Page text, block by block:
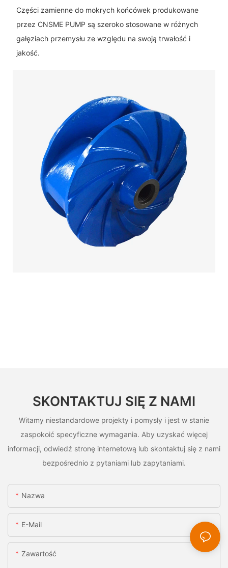
Części zamienne do mokrych końcówek produkowane
przez CNSME PUMP są szeroko stosowane w różnych
gałęziach przemysłu ze względu na swoją trwałość i
jakość.
SKONTAKTUJ SIĘ Z NAMI
Witamy niestandardowe projekty i pomysły i jest w stanie
zaspokoić specyficzne wymagania. Aby uzyskać więcej
informacji, odwiedź stronę internetową lub skontaktuj się z nami
bezpośrednio z pytaniami lub zapytaniami.
Nazwa
E-Mail
Zawartość